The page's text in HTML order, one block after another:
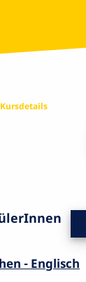
Kursdetails
- Englisch